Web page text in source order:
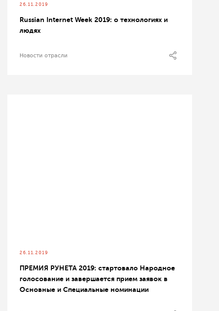
26.11.2019
Russian Internet Week 2019: о технологиях и
людях
Новости отрасли
26.11.2019
ПРЕМИЯ РУНЕТА 2019: стартовало Народное
голосование и завершается прием заявок в
Основные и Специальные номинации